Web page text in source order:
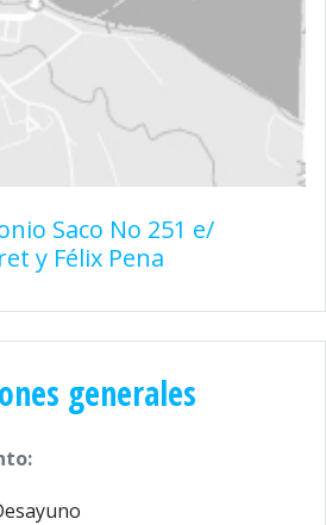
Saco No 251 e/
y Félix Pena
generales